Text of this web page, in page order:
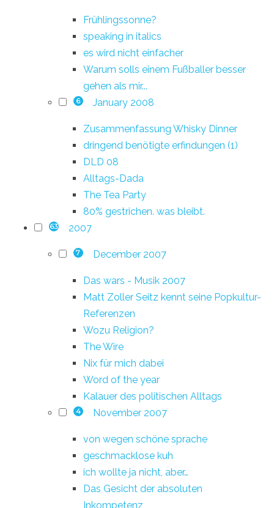
Frühlingssonne?
speaking in italics
es wird nicht einfacher
Warum solls einem Fußballer besser
gehen als mir...
6 January 2008
Zusammenfassung Whisky Dinner
dringend benötigte erfindungen (1)
DLD 08
Alltags-Dada
The Tea Party
80% gestrichen. was bleibt.
63 2007
7 December 2007
Das wars - Musik 2007
Matt Zoller Seitz kennt seine Popkultur-
Referenzen
Wozu Religion?
The Wire
Nix für mich dabei
Word of the year
Kalauer des politischen Alltags
4 November 2007
von wegen schöne sprache
geschmacklose kuh
ich wollte ja nicht, aber…
Das Gesicht der absoluten
Inkompetenz